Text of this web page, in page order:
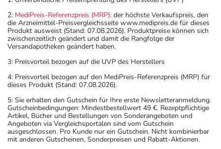
2: MediPreis-Referenzpreis (MRP): der höchste Verkaufspreis, den
die Arzneimittel-Preisvergleichsseite www.medipreis.de für dieses
Produkt ausweist (Stand: 07.08.2026). Produktpreise können sich
zwischenzeitlich geändert und damit die Rangfolge der
Versandapotheken geändert haben.
3: Preisvorteil bezogen auf die UVP des Herstellers
4: Preisvorteil bezogen auf den MediPreis-Referenzpreis (MRP) für
dieses Produkt (Stand: 07.08.2026).
5: Sie erhalten den Gutschein für Ihre erste Newsletteranmeldung.
Gutscheinbedingungen: Mindestbestellwert 49 €. Rezeptpflichtige
Artikel, Bücher und Bestellungen von Sonderangeboten und
Angeboten via Vergleichsportalen sind vom Gutschein
ausgeschlossen. Pro Kunde nur ein Gutschein. Nicht kombinierbar
mit anderen Gutscheinen, Sonderpreisen und Rabatt-Aktionen.